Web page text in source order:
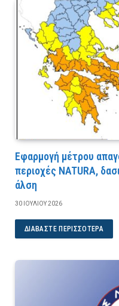
Εφαρμογή μέτρου
περιοχές NATURA,
άλση
30 ΙΟΥΛΊΟΥ 2026
ΔΙΑΒΆΣΤΕ ΠΕΡΙΣΣΌΤΕΡΑ